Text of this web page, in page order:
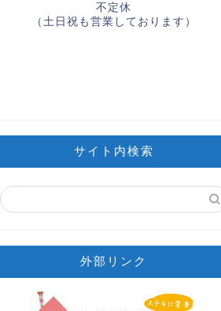
不定休
（土日祝も営業しております）
サイト内検索
外部リンク